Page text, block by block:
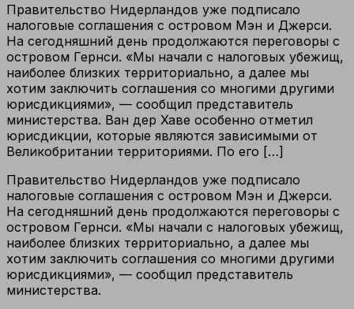
Правительство Нидерландов уже подписало
налоговые соглашения с островом Мэн и Джерси.
На сегодняшний день продолжаются переговоры с
островом Гернси. «Мы начали с налоговых убежищ,
наиболее близких территориально, а далее мы
хотим заключить соглашения со многими другими
юрисдикциями», — сообщил представитель
министерства. Ван дер Хаве особенно отметил
юрисдикции, которые являются зависимыми от
Великобритании территориями. По его […]
Правительство Нидерландов уже подписало
налоговые соглашения с островом Мэн и Джерси.
На сегодняшний день продолжаются переговоры с
островом Гернси. «Мы начали с налоговых убежищ,
наиболее близких территориально, а далее мы
хотим заключить соглашения со многими другими
юрисдикциями», — сообщил представитель
министерства.